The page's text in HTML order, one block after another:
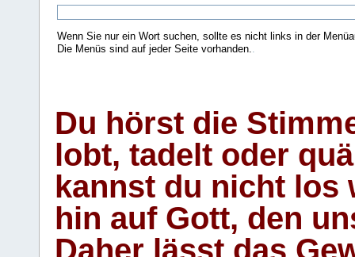
Wenn Sie nur ein Wort suchen, sollte es nicht links in der
Die Menüs sind auf jeder Seite vorhanden..
Du hörst die
lobt, tadelt oder
kannst du nicht los
hin auf Gott, den